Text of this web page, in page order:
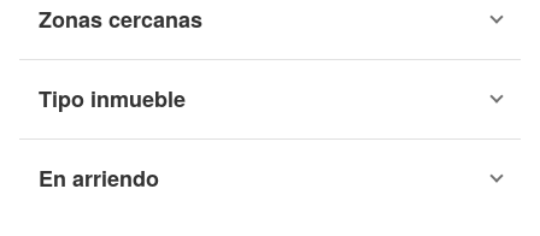
Zonas cercanas
Tipo inmueble
En arriendo